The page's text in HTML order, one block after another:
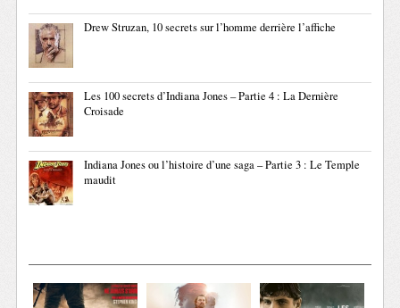
Drew Struzan, 10 secrets sur l’homme derrière l’affiche
Les 100 secrets d’Indiana Jones – Partie 4 : La Dernière
Croisade
Indiana Jones ou l’histoire d’une saga – Partie 3 : Le Temple
maudit